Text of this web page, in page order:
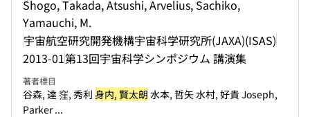
Shogo, Takada, Atsushi, Arvelius, Sachiko,
Yamauchi, M.
宇宙航空研究開発機構宇宙科学研究所(JAXA)(ISAS)
2013-01第13回宇宙科学シンポジウム 講演集
著者標目
谷森, 達 窪, 秀利 身内, 賢太朗 水本, 哲矢 水村, 好貴 Joseph,
Parker ...